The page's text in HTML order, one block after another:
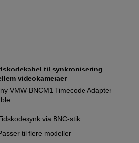
til synkronisering
videokameraer
VMW-BNCM1 Timecode Adapter
via BNC-stik
til flere modeller